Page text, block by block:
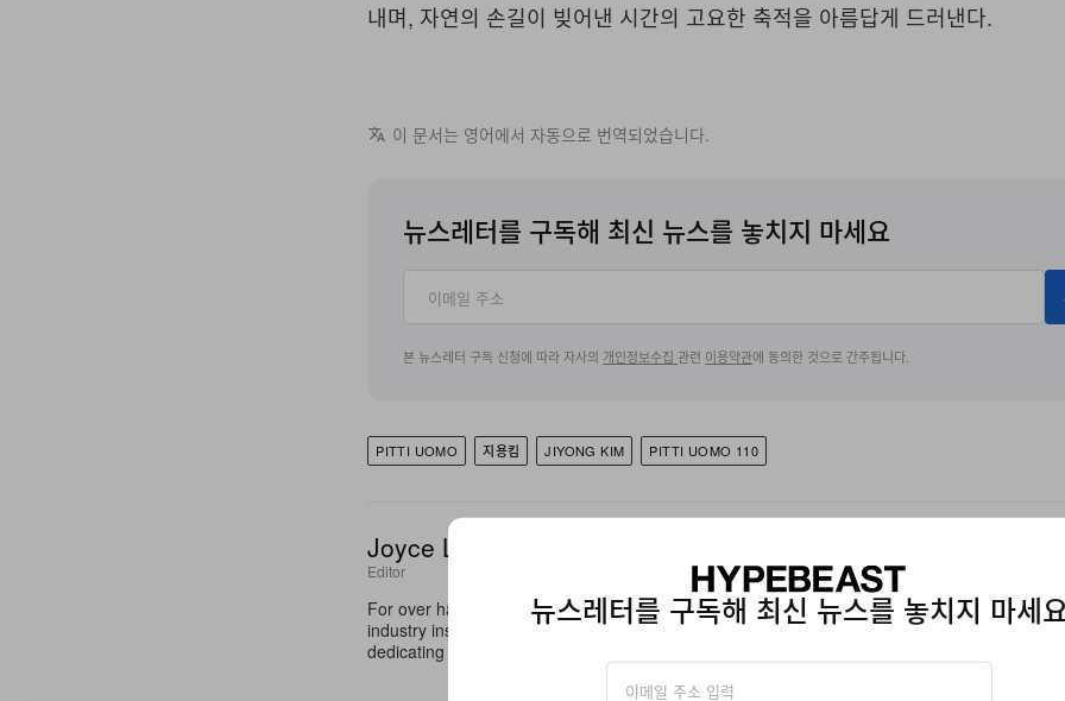
내며, 자연의 손길이 빚어낸 시간의 고요한 축적을 아름답게 드러낸다.
이 문서는 영어에서 자동으로 번역되었습니다.
뉴스레터를 구독해 최신 뉴스를 놓치지 마세요
본 뉴스레터 구독 신청에 따라 자사의 개인정보수집관련 이용약관에 동의한 것으로 간주됩니다.
PITTI UOMO 지용킴 JIYONG KIM PITTI UOMO 110
Joyce Li
Editor
For over half a decade, Joyce Li has served as an Editor on Hypebeast's global team,
industry insights to capture the zeitgeist. Through her editorial lens, she anticipates
dedicating her platform to spotlighting those making the greatest impact on culture today. A
뉴스레터를 구독해 최신 뉴스를 놓치지 마세